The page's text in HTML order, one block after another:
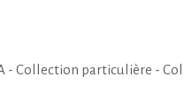
- Collection particulière -